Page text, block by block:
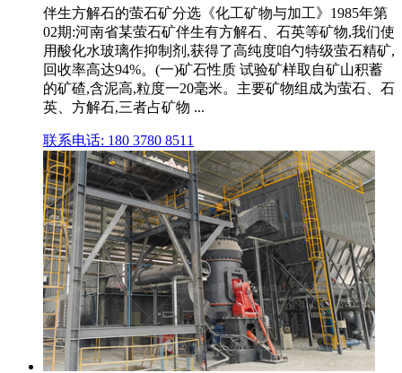
伴生方解石的萤石矿分选《化工矿物与加工》1985年第
02期:河南省某萤石矿伴生有方解石、石英等矿物,我们使
用酸化水玻璃作抑制剂,获得了高纯度咱勺特级萤石精矿,
回收率高达94%。(一)矿石性质 试验矿样取自矿山积蓄
的矿碴,含泥高,粒度一20毫米。主要矿物组成为萤石、石
英、方解石,三者占矿物 ...
联系电话: 180 3780 8511